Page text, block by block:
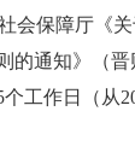
会保障厅《
的通知》（
工作日（从